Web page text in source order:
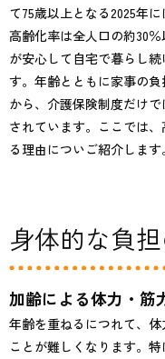
て75歳以上となる2025年
高齢化率は全人口の約30
が安心して自宅で暮らし
す。年齢とともに家事の
から、介護保険制度だけ
されています。ここでは
る理由についご紹介します
身体的な負
加齢による体力・筋
年齢を重ねるにつれて、
ことが難しくなります。